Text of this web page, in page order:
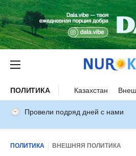
ПОЛИТИКА Казахстан
Провели подряд дней с нами
ПОЛИТИКА ВНЕШНЯЯ ПОЛИТИКА